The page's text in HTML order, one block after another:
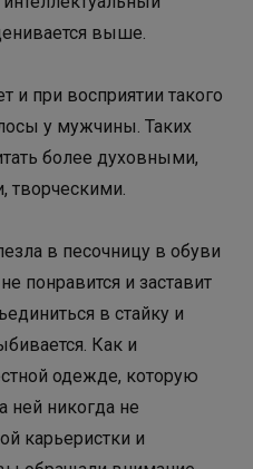
выше.
и при восприятии такого
у мужчины. Таких
более духовными,
творческими.
в песочницу в обуви
понравится и заставит
в стайку и
Как и
одежде, которую
ней никогда не
карьеристки и